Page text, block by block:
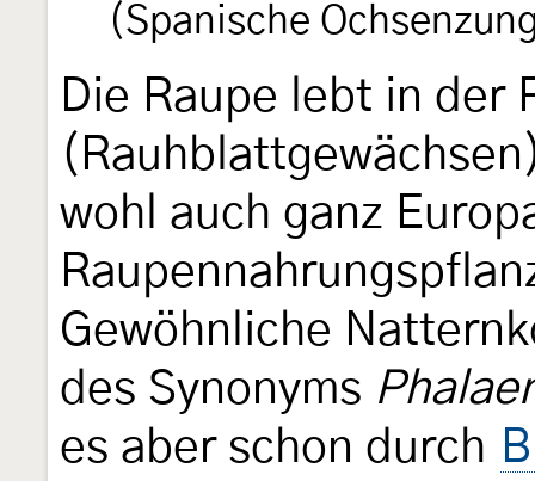
(Spanische
Die Raupe lebt in der
wohl auch ganz
Gewöhnliche
des Synonyms
es aber schon durch